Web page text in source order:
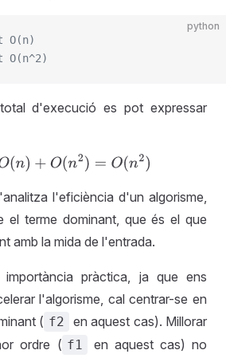
python
O(n)
O(n^2)
d'execució es pot expressar
=O(n )+O(n2)=O(n 2)
l'eficiència d'un algorisme,
el terme dominant, que és el que
amb la mida de l'entrada.
pràctica, ja que ens
l'algorisme, cal centrar-se en
( f2
en aquest cas). Millorar
ordre ( f1
en aquest cas) no